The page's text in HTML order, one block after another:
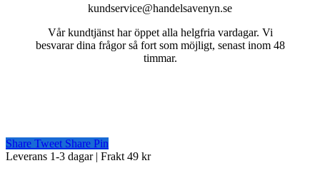
kundservice@handelsavenyn.se
Vår kundtjänst har öppet alla helgfria vardagar. Vi
besvarar dina frågor så fort som möjligt, senast inom 48
timmar.
Share Tweet Share Pin
Close
Leverans 1-3 dagar | Frakt 49 kr